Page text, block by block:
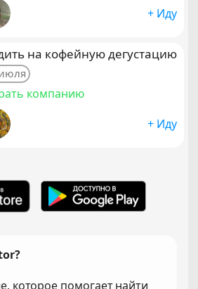
+ Иду
на кофейную дегустацию
компанию
+ Иду
которое помогает найти